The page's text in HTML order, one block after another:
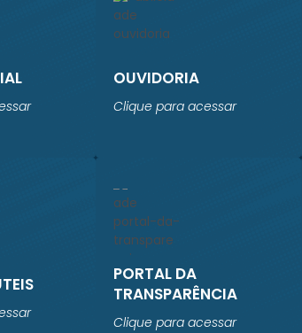
OUVIDORIA
Clique para acessar
PORTAL DA
TRANSPARÊNCIA
Clique para acessar